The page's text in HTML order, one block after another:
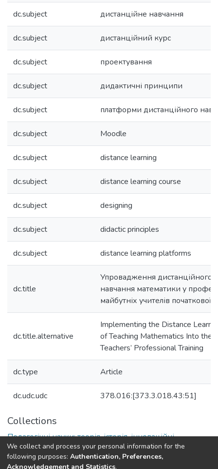
dc.subject дистанційне навчання
dc.subject дистанційний курс
dc.subject проектування
dc.subject дидактичні принципи
dc.subject платформи дистанційного
dc.subject Moodle
dc.subject distance learning
dc.subject distance learning course
dc.subject designing
dc.subject didactic principles
dc.subject distance learning platforms
dc.title
Упровадження дистанційного
навчання математики у
майбутніх учителів початкової
dc.title.alternative
Implementing the Distance
of Teaching Mathematics Into the
Teachers’ Professional Training
dc.type Article
dc.udc.udc 378.016:[373.3.018.43:51]
Collections
Педагогічні науки: теорія, історія, інноваційні
технології
We collect and process your personal information for the
following purposes: Authentication, Preferences,
Acknowledgement and Statistics.